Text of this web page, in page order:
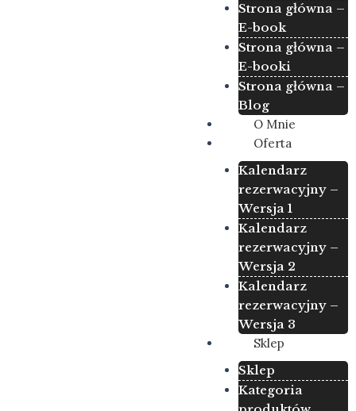
Strona główna –
E-book
Strona główna –
E-booki
Strona główna –
Blog
O Mnie
Oferta
Kalendarz
rezerwacyjny –
Wersja 1
Kalendarz
rezerwacyjny –
Wersja 2
Kalendarz
rezerwacyjny –
Wersja 3
Sklep
Sklep
Kategoria